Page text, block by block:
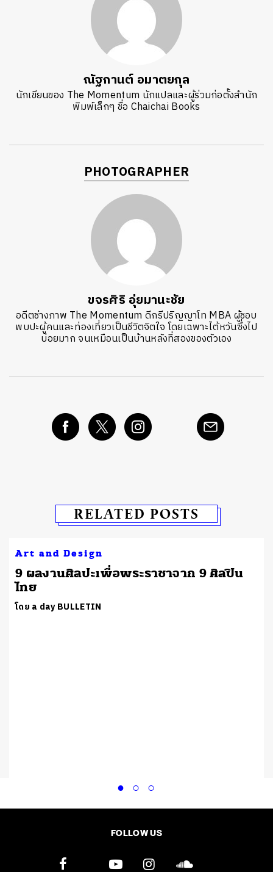
ณัฐกานต์ อมาตยกุล
นักเขียนของ The Momentum นักแปลและผู้ร่วมก่อตั้งสำนัก
พิมพ์เล็กๆ ชื่อ Chaichai Books
PHOTOGRAPHER
ขจรศิริ อุ่ยมานะชัย
อดีตช่างภาพ The Momentum ดีกรีปริญญาโท MBA ผู้ชอบ
พบปะผู้คนและท่องเที่ยวเป็นชีวิตจิตใจ โดยเฉพาะไต้หวันซึ่งไป
บ่อยมาก จนเหมือนเป็นบ้านหลังที่สองของตัวเอง
RELATED POSTS
Art and Design
9 ผลงานศิลปะเพื่อพระราชาจาก 9 ศิลปิน
ไทย
โดย a day BULLETIN
FOLLOW US